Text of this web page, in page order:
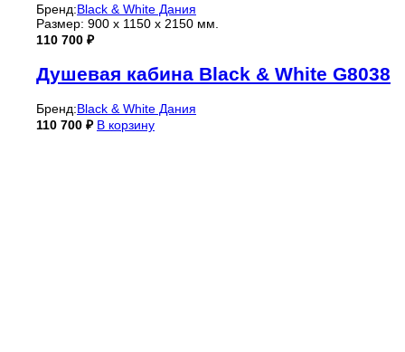
Бренд:Black & White Дания
Размер: 900 х 1150 х 2150 мм.
110 700 ₽
Душевая кабина Black & White G8038
Бренд:Black & White Дания
110 700 ₽ В корзину